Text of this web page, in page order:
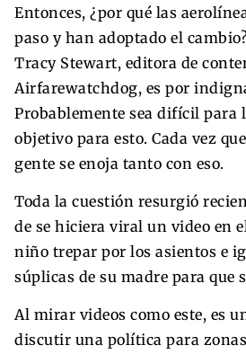
Entonces, ¿por qué las
paso y han adoptado el
Tracy Stewart, editora de
Airfarewatchdog, es por
Probablemente sea difícil para
objetivo para esto. Cada vez
gente se enoja tanto con eso.
Toda la cuestión resurgió
de se hiciera viral un video en
niño trepar por los asientos e
súplicas de su madre para que
Al mirar videos como este, es
discutir una política para